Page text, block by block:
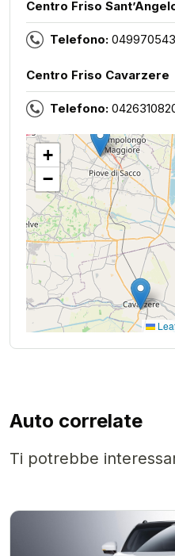
Centro Friso
Telefono:
Centro Friso Cavarzere
Telefono:
+
−
Auto correlate
Ti potrebbe